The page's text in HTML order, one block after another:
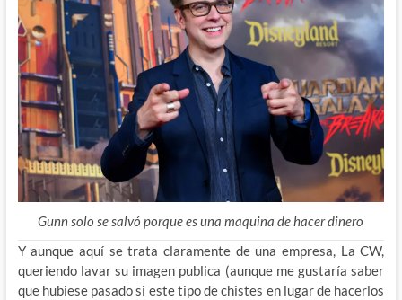
Gunn solo se salvó porque es una maquina de hacer dinero
Y aunque aquí se trata claramente de una empresa, La CW,
queriendo lavar su imagen publica (aunque me gustaría saber
que hubiese pasado si este tipo de chistes en lugar de hacerlos